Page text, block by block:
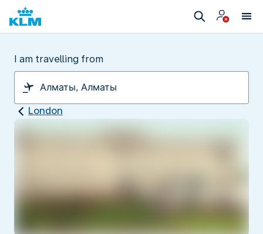
I am travelling from
London